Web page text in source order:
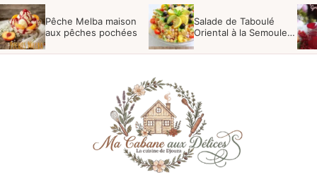
Aller
au
contenu
Pêche Melba maison
aux pêches pochées
Salade de Taboulé
Oriental à la Semoule,